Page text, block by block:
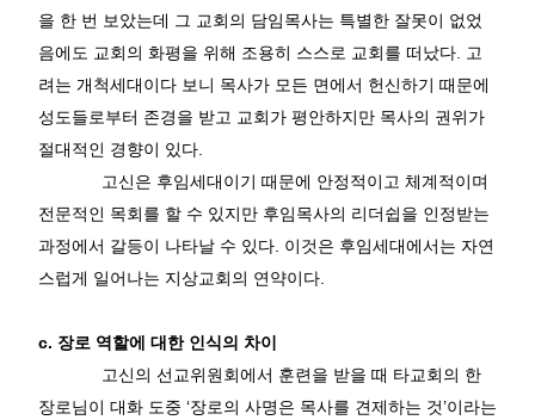
을 한 번 보았는데 그 교회의 담임목사는 특별한 잘못이 없었
음에도 교회의 화평을 위해 조용히 스스로 교회를 떠났다
고
려는 개척세대이다 보니 목사가 모든 면에서 헌신하기 때문에
성도들로부터 존경을 받고 교회가 평안하지만 목사의 권위가
절대적인 경향이 있다
고신은 후임세대이기 때문에 안정적이고 체계적이며
전문적인 목회를 할 수 있지만 후임목사의 리더쉽을 인정받는
과정에서 갈등이 나타날 수 있다 이것은 후임세대에서는 자연
스럽게 일어나는 지상교회의 연약이다
c. 장로 역할에 대한 인식의 차이
고신의 선교위원회에서 훈련을 받을 때 타교회의 한
장로님이 대화 도중 ‘장로의 사명은 목사를 견제하는 것’이라는